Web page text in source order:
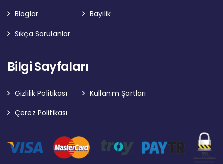
Bloglar
Bayilik
Sıkça Sorulanlar
Bilgi Sayfaları
Gizlilik Politikası
Kullanım Şartları
Çerez Politikası